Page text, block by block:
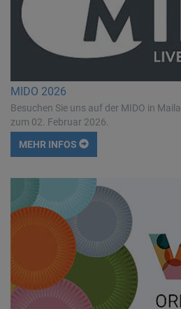
MIDO 2026
Besuchen Sie uns auf der MIDO in
zum 02. Februar 2026.
MEHR INFOS